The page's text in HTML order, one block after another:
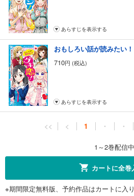
あらすじを表示する
おもしろい話が読みたい
710円 (税込)
あらすじを表示する
<< < 1 ・ ・
1～2巻配信中
カートに全巻
※期間限定無料版、予約作品はカートに入